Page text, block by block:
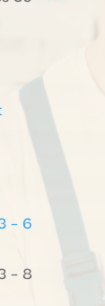
– 6
– 8